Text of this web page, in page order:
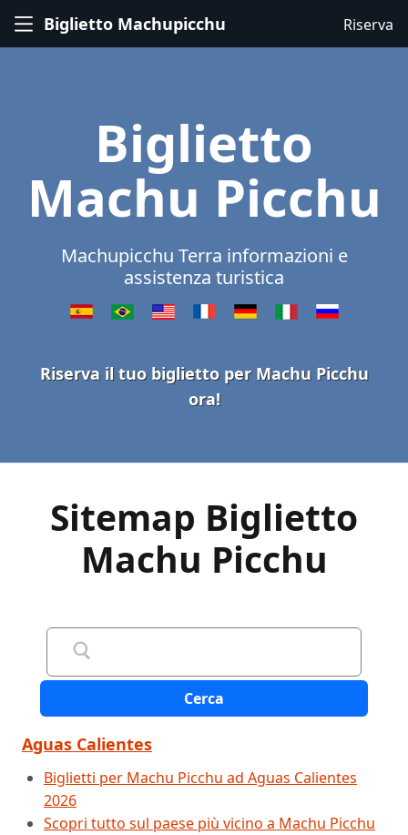
Biglietto Machupicchu Riserva
Biglietto
Machu Picchu
Machupicchu Terra informazioni e
assistenza turistica
Riserva il tuo biglietto per Machu Picchu
ora!
Sitemap Biglietto
Machu Picchu
Cerca
Aguas Calientes
Biglietti per Machu Picchu ad Aguas Calientes
2026
Scopri tutto sul paese più vicino a Machu Picchu